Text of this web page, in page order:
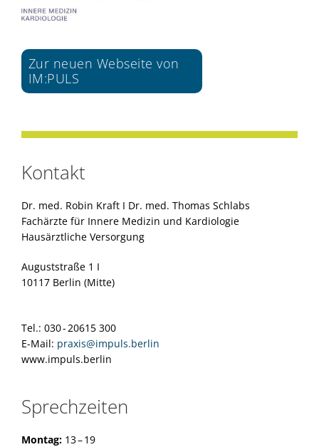
Zur neuen Webseite von
IM:PULS
Kontakt
Dr. med. Robin Kraft I Dr. med. Thomas Schlabs
Fachärzte für Innere Medizin und Kardiologie
Hausärztliche Versorgung
Auguststraße 1 I
10117 Berlin (Mitte)
Tel.: 030 - 20615 300
E-Mail: praxis@impuls.berlin
www.impuls.berlin
Sprechzeiten
Montag:13 – 19